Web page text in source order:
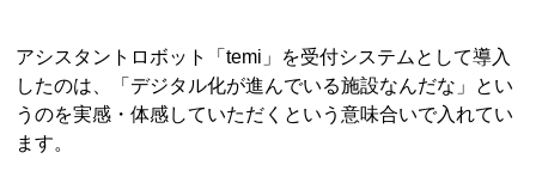
アシスタントロボット「temi」を受付システムとして導入
したのは、「デジタル化が進んでいる施設なんだな」とい
うのを実感・体感していただくという意味合いで入れてい
ます。